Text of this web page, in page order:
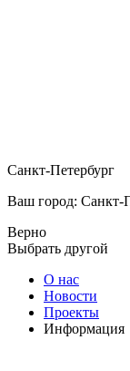
Санкт-Петербург
Ваш город: Санкт-
Верно
Выбрать другой
О нас
Новости
Проекты
Информация